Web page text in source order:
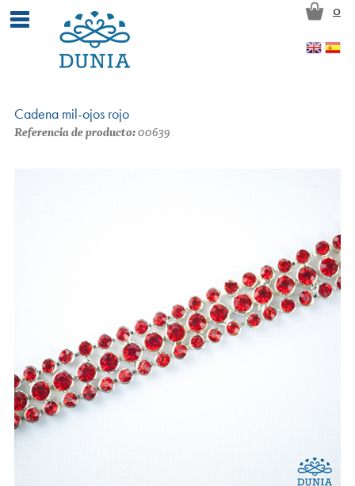
Pasar al contenido principal 0
Cadena mil-ojos rojo
Referencia de producto:00639